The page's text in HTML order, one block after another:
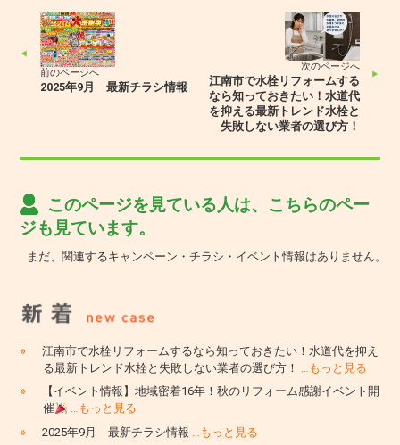
前のページへ
2025年9月 最新チラシ情報
次のページへ
江南市で水栓リフォームする
なら知っておきたい！水道代
を抑える最新トレンド水栓と
失敗しない業者の選び方！
このページを見ている人は、こちらのペー
ジも見ています。
まだ、関連するキャンペーン・チラシ・イベント情報はありません。
»
江南市で水栓リフォームするなら知っておきたい！水道代を抑え
る最新トレンド水栓と失敗しない業者の選び方！
…もっと見る
»
【イベント情報】地域密着16年！秋のリフォーム感謝イベント開
催
…もっと見る
» 2025年9月 最新チラシ情報 …もっと見る